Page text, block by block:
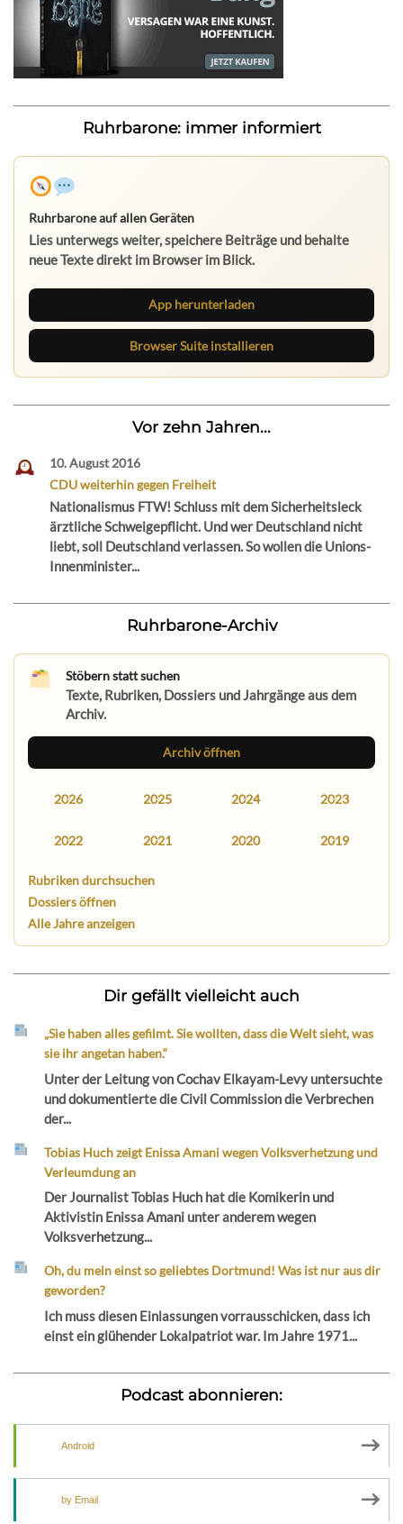
Ruhrbarone: immer informiert
Ruhrbarone auf allen Geräten
Lies unterwegs weiter, speichere Beiträge und behalte
neue Texte direkt im Browser im Blick.
App herunterladen
Browser Suite installieren
Vor zehn Jahren...
10. August 2016
CDU weiterhin gegen Freiheit
Nationalismus FTW! Schluss mit dem Sicherheitsleck
ärztliche Schweigepflicht. Und wer Deutschland nicht
liebt, soll Deutschland verlassen. So wollen die Unions-
Innenminister...
Ruhrbarone-Archiv
Stöbern statt suchen
Texte, Rubriken, Dossiers und Jahrgänge aus dem
Archiv.
Archiv öffnen
2026 2025 2024 2023
2022 2021 2020 2019
Rubriken durchsuchen
Dossiers öffnen
Alle Jahre anzeigen
Dir gefällt vielleicht auch
„Sie haben alles gefilmt. Sie wollten, dass die Welt sieht, was
sie ihr angetan haben.“
Unter der Leitung von Cochav Elkayam-Levy untersuchte
und dokumentierte die Civil Commission die Verbrechen
der...
Tobias Huch zeigt Enissa Amani wegen Volksverhetzung und
Verleumdung an
Der Journalist Tobias Huch hat die Komikerin und
Aktivistin Enissa Amani unter anderem wegen
Volksverhetzung...
Oh, du mein einst so geliebtes Dortmund! Was ist nur aus dir
geworden?
Ich muss diesen Einlassungen vorrausschicken, dass ich
einst ein glühender Lokalpatriot war. Im Jahre 1971...
Podcast abonnieren:
Android
by Email